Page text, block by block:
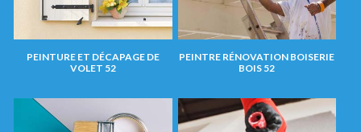
PEINTURE ET DÉCAPAGE DE
VOLET 52
PEINTRE RÉNOVATION BOISERIE
BOIS 52